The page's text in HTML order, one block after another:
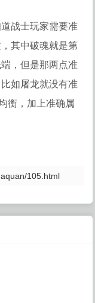
战士玩家需要准
其中破魂就是第
，但是那两点准
如屠龙就没有准
衡，加上准确属
105.html